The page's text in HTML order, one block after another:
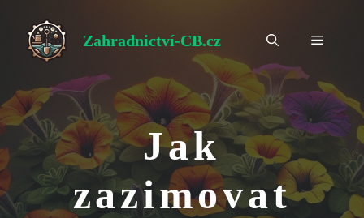
obsah
Zahradnictví-CB.cz Menu
Jak
zazimovat